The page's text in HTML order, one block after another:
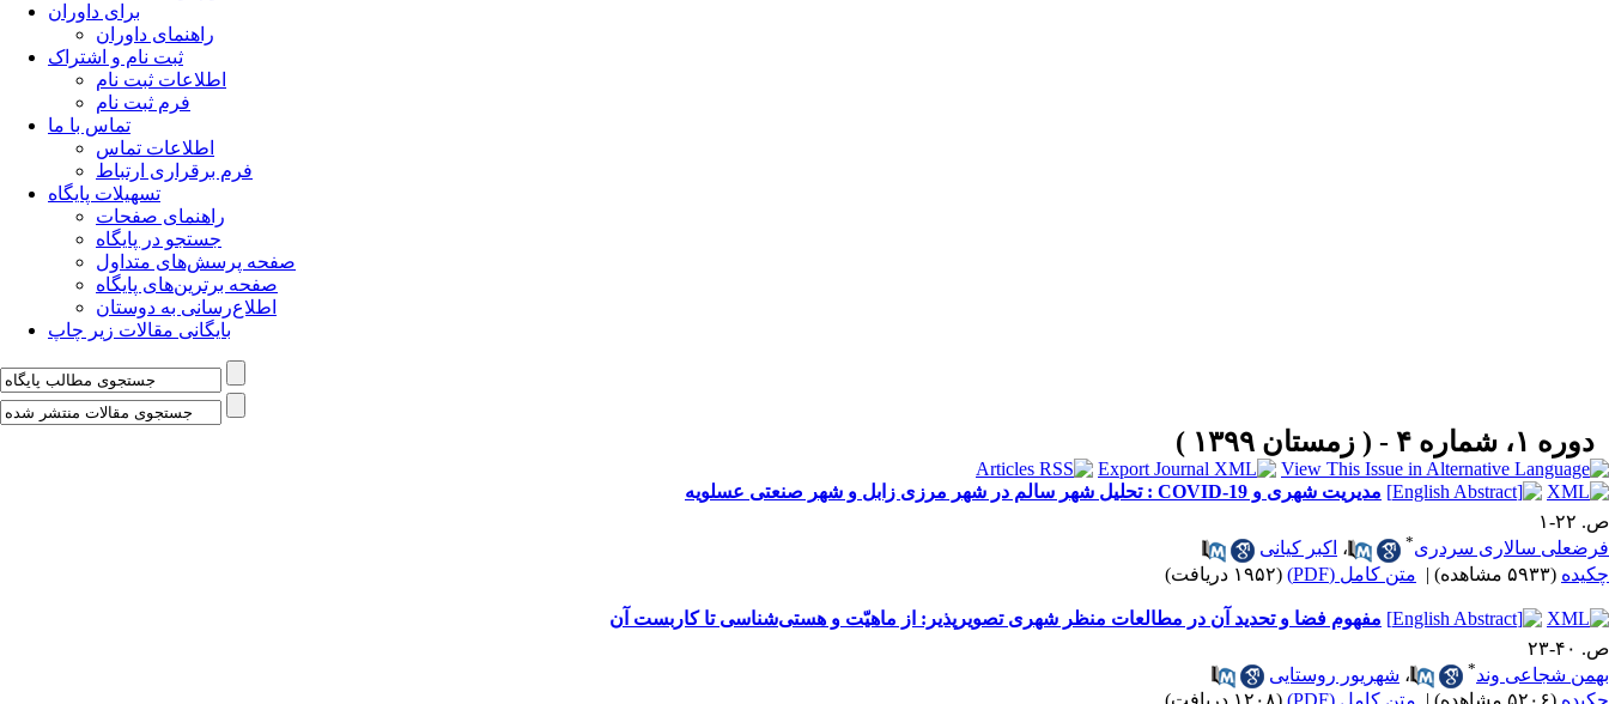
برای داوران
راهنمای داوران
ثبت نام و اشتراک
اطلاعات ثبت نام
فرم ثبت نام
تماس با ما
اطلاعات تماس
فرم برقراری ارتباط
تسهیلات پایگاه
راهنمای صفحات
جستجو در پایگاه
صفحه پرسش‌های متداول
صفحه برترین‌های پایگاه
اطلاع‌رسانی به دوستان
بایگانی مقالات زیر چاپ
دوره ۱، شماره ۴ - ( زمستان ۱۳۹۹ )
مدیریت شهری و COVID-19 : تحلیل شهر سالم در شهر مرزی زابل و شهر صنعتی عسلویه
ص. ۲۲-۱
فرضعلی سالاری سردری* ، اکبر کیانی
چکیده (۵۹۳۳ مشاهده) | متن کامل (PDF) (۱۹۵۲ دریافت)
مفهوم فضا و تحدید آن در مطالعات منظر شهری تصویرپذیر: از ماهیّت‌ و هستی‌شناسی تا کاربست آن
ص. ۴۰-۲۳
بهمن شجاعی وند* ، شهریور روستایی